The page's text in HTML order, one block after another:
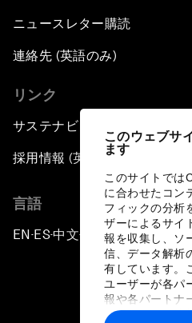
このウェブサ
ます
このサイトでは
に合わせたコン
フィックの分析
ザーによるサイ
報を収集し、ソ
信、データ解析
有しています。
ユーザーが各パ
報や各パートナ
に収集された情
ニュースレター購読
連絡先 (英語のみ)
リンク
サステナビリティへの取り組み
採用情報 (英語のみ)
言語
EN ▪ES▪中文▪ 日本語